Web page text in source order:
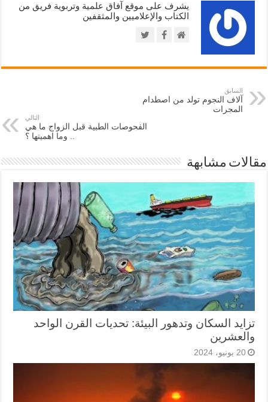
يشرف على موقع آفاق علمية وتربوية فريق من
الكتاب والإعلاميين والمثقفين
السابق
آلاف النجوم تولد من اصطدام
المجرات
التالي
الفحوصات الطبية قبل الزواج ما هي
.. وما اهميتها ؟
مقالات مشابهة
تزايد السكان وتدهور البيئة: تحديات القرن الواحد
والعشرين
20 يونيو، 2024